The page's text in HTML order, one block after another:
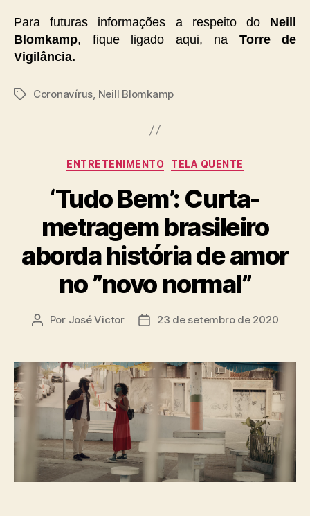
Para futuras informações a respeito do Neill
Blomkamp, fique ligado aqui, na Torre de
Vigilância.
TagsCoronavírus, Neill Blomkamp
Categorias
ENTRETENIMENTO TELA QUENTE
‘Tudo Bem’: Curta-
metragem brasileiro
aborda história de amor
no ”novo normal”
Autor
Por José Victor
Data23 de setembro de 2020